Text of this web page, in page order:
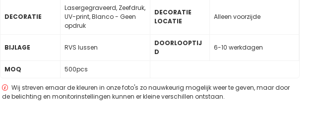
DECORATIE
Lasergegraveerd, Zeefdruk,
UV-print, Blanco - Geen
opdruk
DECORATIE
LOCATIE
Alleen voorzijde
BIJLAGE RVS lussen
DOORLOOPTIJ
D
6-10 werkdagen
MOQ 500pcs
Wij streven ernaar de kleuren in onze foto's zo nauwkeurig mogelijk weer te geven, maar door
de belichting en monitorinstellingen kunnen er kleine verschillen ontstaan.